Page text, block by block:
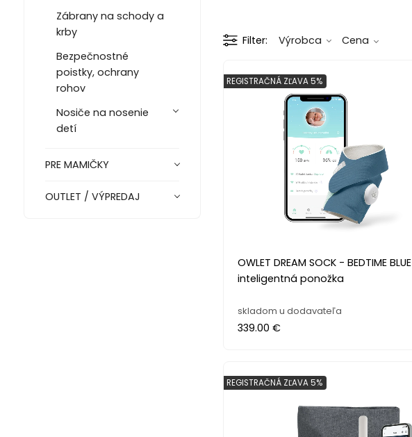
Zábrany na schody a
krby
Bezpečnostné
poistky, ochrany
rohov
Nosiče na nosenie
detí
PRE MAMIČKY
OUTLET / VÝPREDAJ
Filter Výrobca Cena
OWLET DREAM SOCK - BEDTIME BLUE
inteligentná ponožka
REGISTRAČNÁ ZĽAVA 5%
skladom u dodavateľa
339.00 €
REGISTRAČNÁ ZĽAVA 5%